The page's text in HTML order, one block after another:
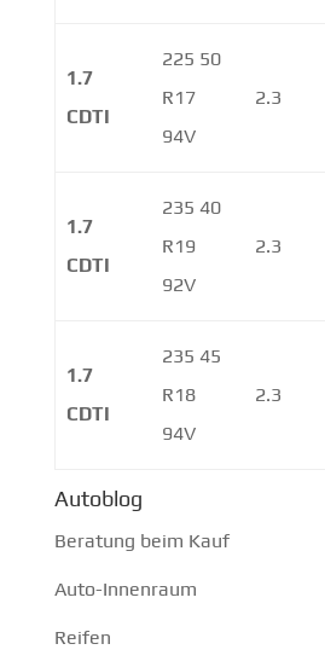
1.7
CDTI
225 50
R17
94V
2.3
1.7
CDTI
235 40
R19
92V
2.3
1.7
CDTI
235 45
R18
94V
2.3
Autoblog
Beratung beim Kauf
Auto-Innenraum
Reifen